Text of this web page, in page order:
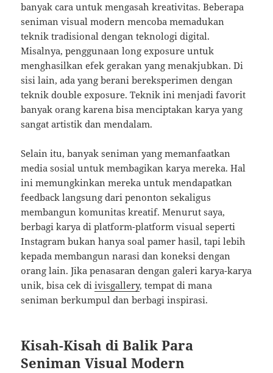
banyak cara untuk mengasah kreativitas. Beberapa
seniman visual modern mencoba memadukan
teknik tradisional dengan teknologi digital.
Misalnya, penggunaan long exposure untuk
menghasilkan efek gerakan yang menakjubkan. Di
sisi lain, ada yang berani bereksperimen dengan
teknik double exposure. Teknik ini menjadi favorit
banyak orang karena bisa menciptakan karya yang
sangat artistik dan mendalam.
Selain itu, banyak seniman yang memanfaatkan
media sosial untuk membagikan karya mereka. Hal
ini memungkinkan mereka untuk mendapatkan
feedback langsung dari penonton sekaligus
membangun komunitas kreatif. Menurut saya,
berbagi karya di platform-platform visual seperti
Instagram bukan hanya soal pamer hasil, tapi lebih
kepada membangun narasi dan koneksi dengan
orang lain. Jika penasaran dengan galeri karya-karya
unik, bisa cek diivisgallery, tempat di mana
seniman berkumpul dan berbagi inspirasi.
Kisah-Kisah di Balik Para
Seniman Visual Modern